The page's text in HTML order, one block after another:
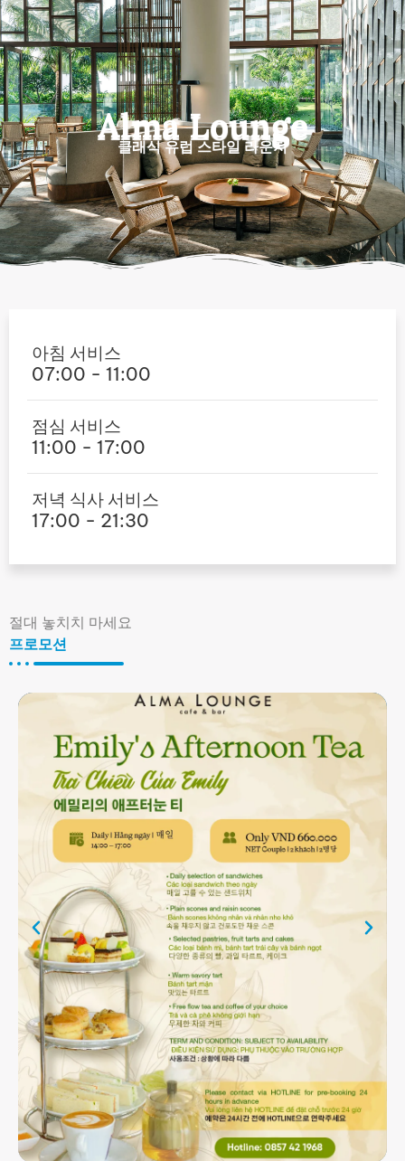
콘
텐
츠
로
건
너
뛰
기
Alma Lounge
클래식 유럽 스타일 라운지
아침 서비스
07:00 - 11:00
점심 서비스
11:00 - 17:00
저녁 식사 서비스
17:00 - 21:30
절대 놓치치 마세요
프로모션